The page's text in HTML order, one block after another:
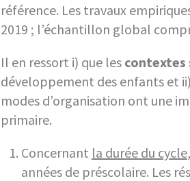
référence. Les travaux
2019 ; l’échantillon global
Il en ressort i) que les contextes
développement des enfants et
modes d’organisation ont une
primaire.
Concernant la durée du cycle
années de préscolaire. Les